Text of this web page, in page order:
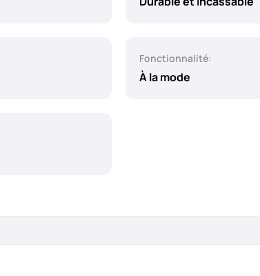
Fonctionnalité:
À la mode